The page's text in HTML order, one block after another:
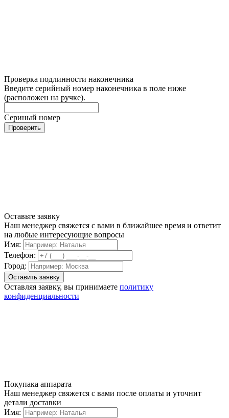
Проверка подлинности наконечника
Введите серийный номер наконечника в поле ниже
(расположен на ручке).
Сериный номер
Проверить
Оставьте заявку
Наш менеджер свяжется с вами в ближайшее время и ответит
на любые интересующие вопросы
Имя:
Телефон:
Город:
Оставляя заявку, вы принимаете политику
конфиденциальности
Покупака аппарата
Наш менеджер свяжется с вами после оплаты и уточнит
детали доставки
Имя: